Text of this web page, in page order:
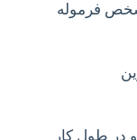
فرموله
در طول کار